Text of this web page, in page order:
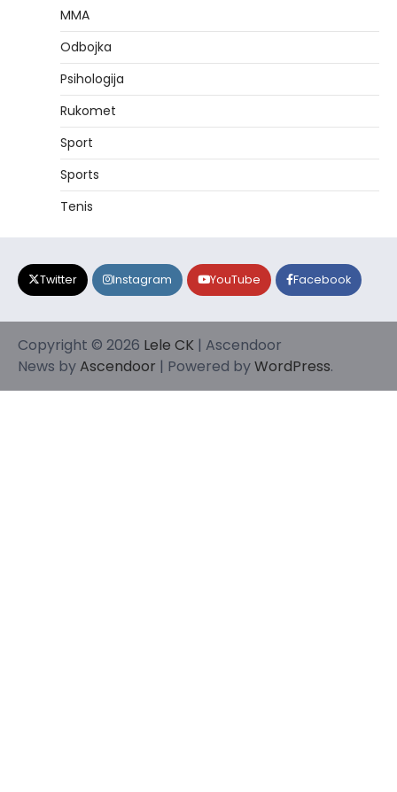
MMA
Odbojka
Psihologija
Rukomet
Sport
Sports
Tenis
Twitter Instagram YouTube Facebook
Copyright © 2026 Lele CK | Ascendoor
News byAscendoor | Powered byWordPress.